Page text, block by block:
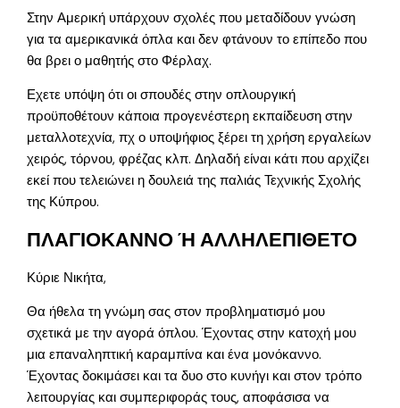
Στην Αμερική υπάρχουν σχολές που μεταδίδουν γνώση
για τα αμερικανικά όπλα και δεν φτάνουν το επίπεδο που
θα βρει ο μαθητής στο Φέρλαχ.
Εχετε υπόψη ότι οι σπουδές στην οπλουργική
προϋποθέτουν κάποια προγενέστερη εκπαίδευση στην
μεταλλοτεχνία, πχ ο υποψήφιος ξέρει τη χρήση εργαλείων
χειρός, τόρνου, φρέζας κλπ. Δηλαδή είναι κάτι που αρχίζει
εκεί που τελειώνει η δουλειά της παλιάς Τεχνικής Σχολής
της Κύπρου.
ΠΛΑΓΙΟΚΑΝΝΟ Ή ΑΛΛΗΛΕΠΙΘΕΤΟ
Κύριε Νικήτα,
Θα ήθελα τη γνώμη σας στον προβληματισμό μου
σχετικά με την αγορά όπλου. Έχοντας στην κατοχή μου
μια επαναληπτική καραμπίνα και ένα μονόκαννο.
Έχοντας δοκιμάσει και τα δυο στο κυνήγι και στον τρόπο
λειτουργίας και συμπεριφοράς τους, αποφάσισα να